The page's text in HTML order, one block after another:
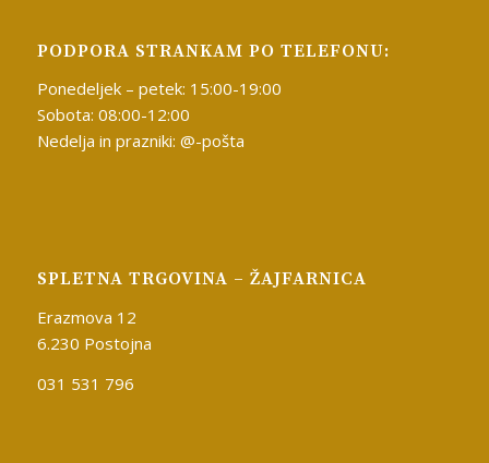
PODPORA STRANKAM PO TELEFONU:
Ponedeljek – petek: 15:00-19:00
Sobota: 08:00-12:00
Nedelja in prazniki: @-pošta
SPLETNA TRGOVINA – ŽAJFARNICA
Erazmova 12
6.230 Postojna
031 531 796